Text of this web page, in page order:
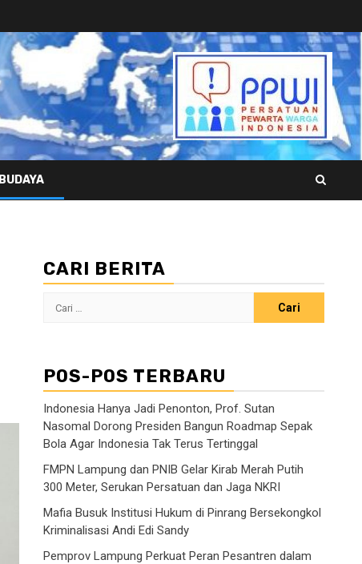
BUDAYA
CARI BERITA
Cari
POS-POS TERBARU
Indonesia Hanya Jadi Penonton, Prof. Sutan
Nasomal Dorong Presiden Bangun Roadmap Sepak
Bola Agar Indonesia Tak Terus Tertinggal
FMPN Lampung dan PNIB Gelar Kirab Merah Putih
300 Meter, Serukan Persatuan dan Jaga NKRI
Mafia Busuk Institusi Hukum di Pinrang Bersekongkol
Kriminalisasi Andi Edi Sandy
Pemprov Lampung Perkuat Peran Pesantren dalam